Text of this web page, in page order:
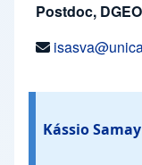
Postdoc, DGEO
Kássio